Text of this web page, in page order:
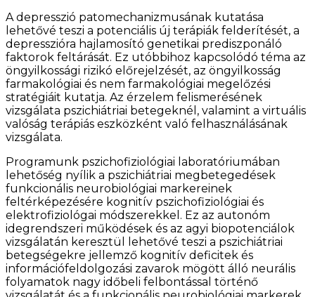
A depresszió patomechanizmusának kutatása
lehetővé teszi a potenciális új terápiák felderítését, a
depresszióra hajlamosító genetikai prediszponáló
faktorok feltárását. Ez utóbbihoz kapcsolódó téma az
öngyilkossági rizikó előrejelzését, az öngyilkosság
farmakológiai és nem farmakológiai megelőzési
stratégiáit kutatja. Az érzelem felismerésének
vizsgálata pszichiátriai betegeknél, valamint a virtuális
valóság terápiás eszközként való felhasználásának
vizsgálata.
Programunk pszichofiziológiai laboratóriumában
lehetőség nyílik a pszichiátriai megbetegedések
funkcionális neurobiológiai markereinek
feltérképezésére kognitív pszichofiziológiai és
elektrofiziológai módszerekkel. Ez az autonóm
idegrendszeri működések és az agyi biopotenciálok
vizsgálatán keresztül lehetővé teszi a pszichiátriai
betegségekre jellemző kognitív deficitek és
információfeldolgozási zavarok mögött álló neurális
folyamatok nagy időbeli felbontással történő